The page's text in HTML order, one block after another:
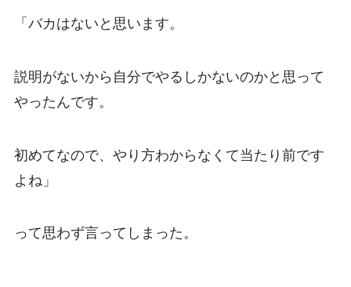
「バカはないと思います。
説明がないから自分でやるしかないのかと思って
やったんです。
初めてなので、やり方わからなくて当たり前です
よね」
って思わず言ってしまった。